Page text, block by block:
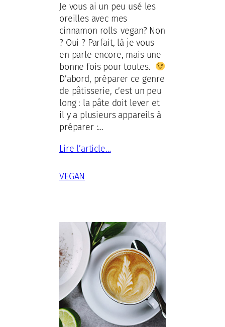
Je vous ai un peu usé les
oreilles avec mes
cinnamon rolls vegan? Non
? Oui ? Parfait, là je vous
en parle encore, mais une
bonne fois pour toutes.
D’abord, préparer ce genre
de pâtisserie, c’est un peu
long : la pâte doit lever et
il y a plusieurs appareils à
préparer :…
Lire l’article…
VEGAN